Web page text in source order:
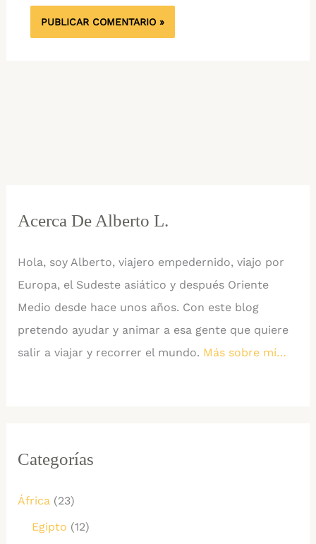
Acerca De Alberto L.
Hola, soy Alberto, viajero empedernido, viajo por
Europa, el Sudeste asiático y después Oriente
Medio desde hace unos años. Con este blog
pretendo ayudar y animar a esa gente que quiere
salir a viajar y recorrer el mundo. Más sobre mí…
Categorías
África (23)
Egipto (12)